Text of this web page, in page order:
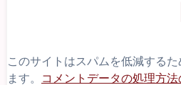
このサイトはスパムを低減する
ます。
コメントデータの処理方